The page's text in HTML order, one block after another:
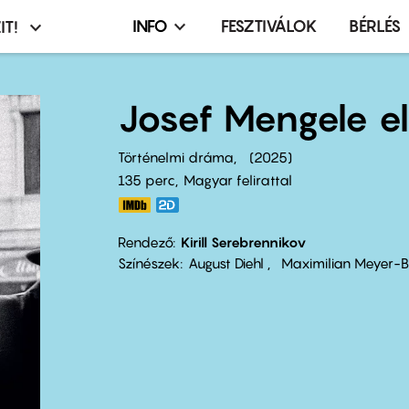
Infó,
terembérlés
menü
INFO FESZTIVÁLOK BÉRLÉS
Josef Mengele
Történelmi dráma
2025
135 perc,
Magyar felirattal
Rendező Kirill Serebrennikov
Színészek
August Diehl Maximilian Meyer-